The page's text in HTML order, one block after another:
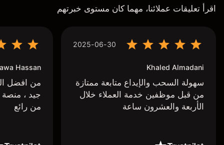
اقرأ تعليقات عملائنا، مهما كان مستوى خبرتهم
2025-06-30
Khaled Almadani
سهولة السحب والإيداع متابعة ممتازة
من قبل موظفين خدمة العملاء خلال
الأربعة والعشرون ساعة
Hassan
من افضل
جيد ،
من رائع